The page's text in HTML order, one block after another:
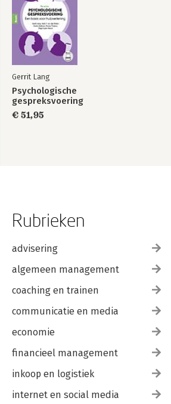
Gerrit Lang
Psychologische
gespreksvoering
€ 51,95
Rubrieken
advisering
algemeen management
coaching en trainen
communicatie en media
economie
financieel management
inkoop en logistiek
internet en social media